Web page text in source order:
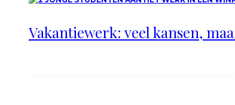
Vakantiewerk: veel kansen,